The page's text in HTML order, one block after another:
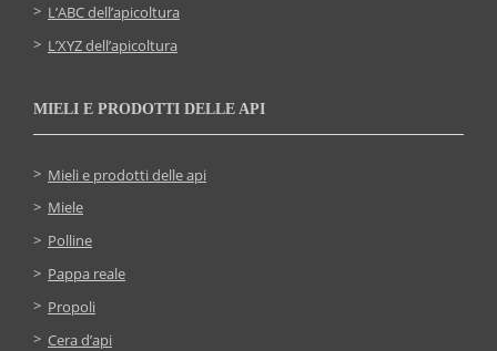
L’ABC dell’apicoltura
L’XYZ dell’apicoltura
MIELI E PRODOTTI DELLE API
Mieli e prodotti delle api
Miele
Polline
Pappa reale
Propoli
Cera d’api